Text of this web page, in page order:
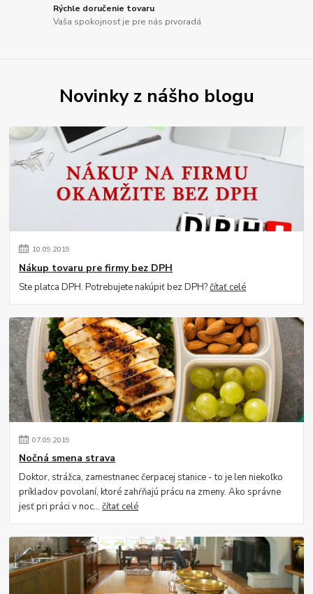
Rýchle doručenie tovaru
Vaša spokojnosť je pre nás prvoradá
Novinky z nášho blogu
10.09.2019
Nákup tovaru pre firmy bez DPH
Ste platca DPH. Potrebujete nakúpiť bez DPH?čítať celé
07.09.2019
Nočná smena strava
Doktor, strážca, zamestnanec čerpacej stanice - to je len niekoľko
príkladov povolaní, ktoré zahŕňajú prácu na zmeny. Ako správne
jesť pri práci v noc...čítať celé